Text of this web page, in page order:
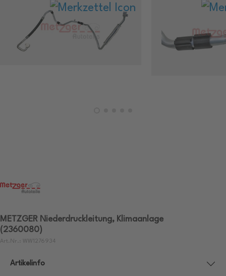
METZGER Niederdruckleitung, Klimaanlage
(2360080)
Art.Nr.: WW1276934
Artikelinfo